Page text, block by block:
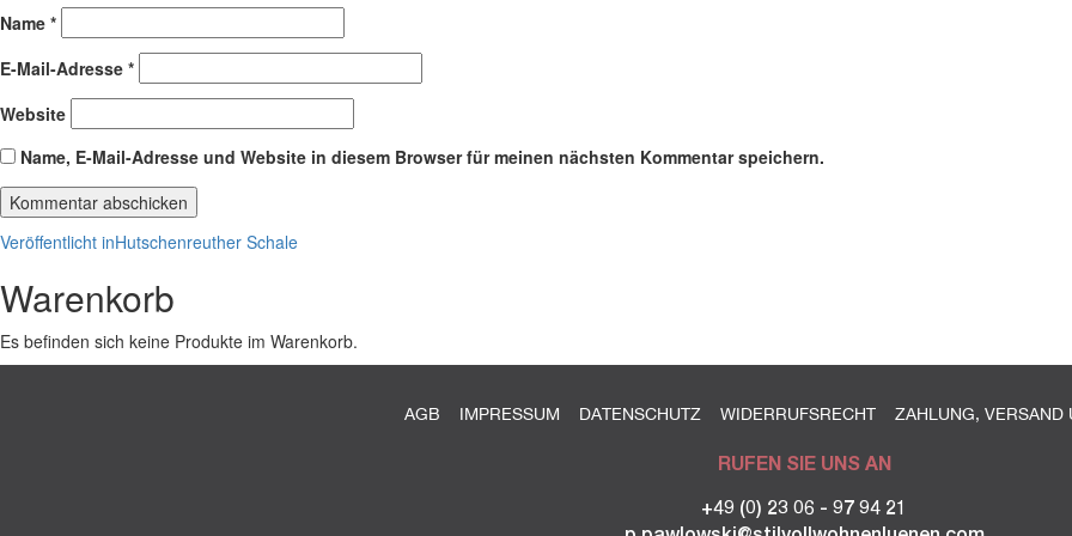
Name *
E-Mail-Adresse *
Website
Name, E-Mail-Adresse und Website in diesem Browser für meinen nächsten Kommentar speichern.
Beitragsnavigation
Veröffentlicht inHutschenreuther Schale
Warenkorb
Es befinden sich keine Produkte im Warenkorb.
AGB IMPRESSUM DATENSCHUTZ WIDERRUFSRECHT ZAHLUNG, VERSAND
RUFEN SIE UNS AN
+49 (0) 23 06 - 97 94 21